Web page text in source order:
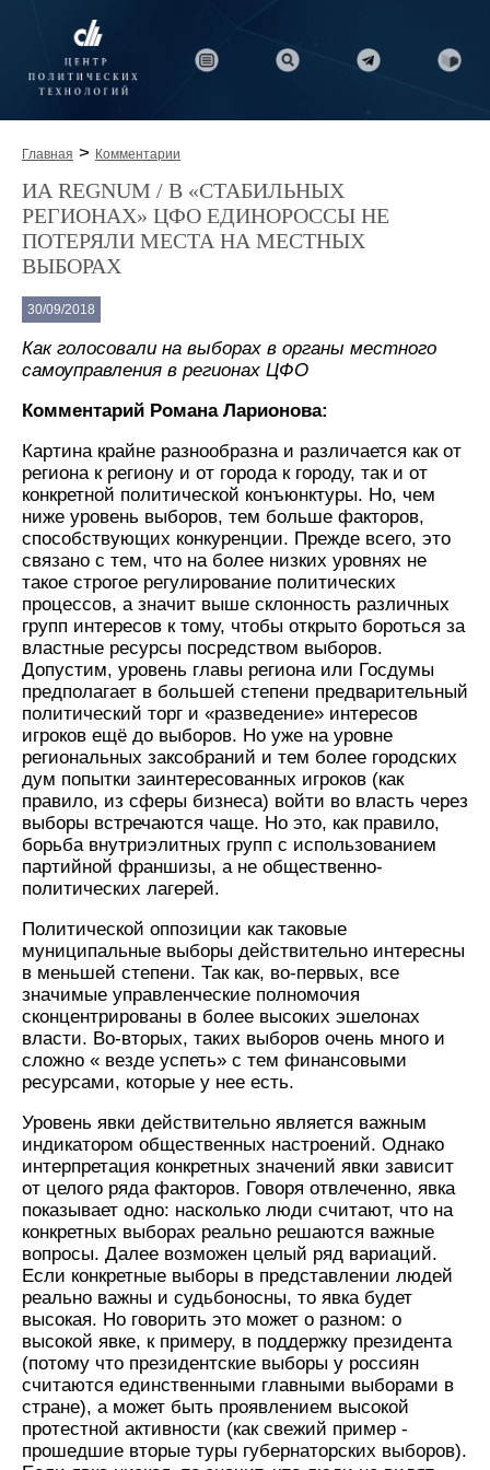
Главная > Комментарии
ИА REGNUM / В «СТАБИЛЬНЫХ
РЕГИОНАХ» ЦФО ЕДИНОРОССЫ НЕ
ПОТЕРЯЛИ МЕСТА НА МЕСТНЫХ
ВЫБОРАХ
30/09/2018
Как голосовали на выборах в органы местного
самоуправления в регионах ЦФО
Комментарий Романа Ларионова:
Картина крайне разнообразна и различается как от
региона к региону и от города к городу, так и от
конкретной политической конъюнктуры. Но, чем
ниже уровень выборов, тем больше факторов,
способствующих конкуренции. Прежде всего, это
связано с тем, что на более низких уровнях не
такое строгое регулирование политических
процессов, а значит выше склонность различных
групп интересов к тому, чтобы открыто бороться за
властные ресурсы посредством выборов.
Допустим, уровень главы региона или Госдумы
предполагает в большей степени предварительный
политический торг и «разведение» интересов
игроков ещё до выборов. Но уже на уровне
региональных заксобраний и тем более городских
дум попытки заинтересованных игроков (как
правило, из сферы бизнеса) войти во власть через
выборы встречаются чаще. Но это, как правило,
борьба внутриэлитных групп с использованием
партийной франшизы, а не общественно-
политических лагерей.
Политической оппозиции как таковые
муниципальные выборы действительно интересны
в меньшей степени. Так как, во-первых, все
значимые управленческие полномочия
сконцентрированы в более высоких эшелонах
власти. Во-вторых, таких выборов очень много и
сложно « везде успеть» с тем финансовыми
ресурсами, которые у нее есть.
Уровень явки действительно является важным
индикатором общественных настроений. Однако
интерпретация конкретных значений явки зависит
от целого ряда факторов. Говоря отвлеченно, явка
показывает одно: насколько люди считают, что на
конкретных выборах реально решаются важные
вопросы. Далее возможен целый ряд вариаций.
Если конкретные выборы в представлении людей
реально важны и судьбоносны, то явка будет
высокая. Но говорить это может о разном: о
высокой явке, к примеру, в поддержку президента
(потому что президентские выборы у россиян
считаются единственными главными выборами в
стране), а может быть проявлением высокой
протестной активности (как свежий пример -
прошедшие вторые туры губернаторских выборов).